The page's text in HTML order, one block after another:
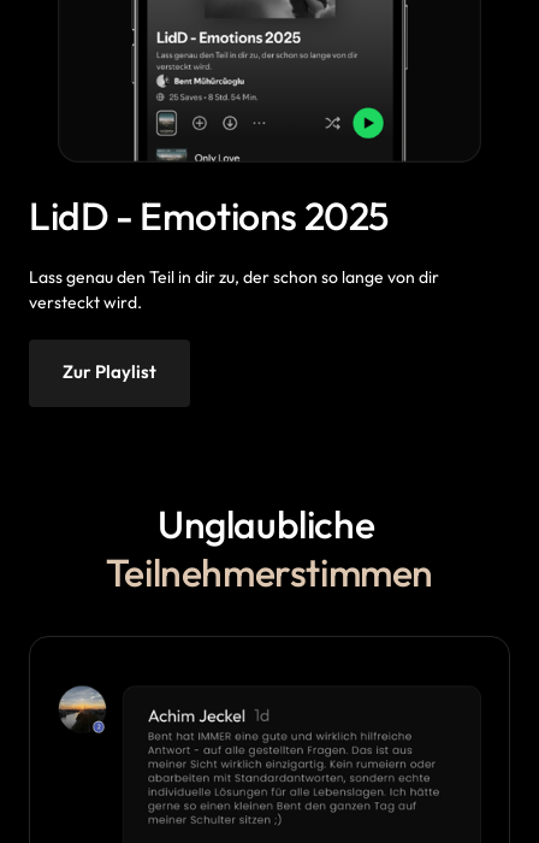
LidD - Emotions 2025
Lass genau den Teil in dir zu, der schon so lange von
versteckt wird.
Zur Playlist
Unglaubliche
Teilnehmerstimmen